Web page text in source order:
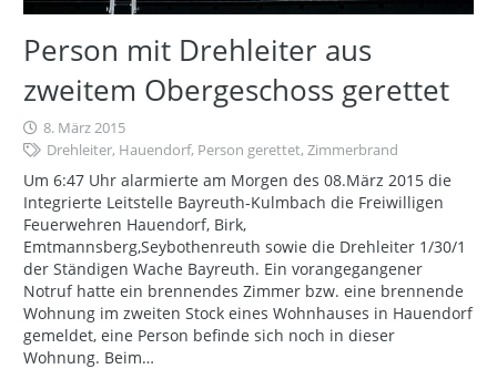
Person mit Drehleiter aus
zweitem Obergeschoss gerettet
8. März 2015
Drehleiter, Hauendorf, Person gerettet,Zimmerbrand
Um 6:47 Uhr alarmierte am Morgen des 08.März 2015 die
Integrierte Leitstelle Bayreuth-Kulmbach die Freiwilligen
Feuerwehren Hauendorf, Birk,
Emtmannsberg,Seybothenreuth sowie die Drehleiter 1/30/1
der Ständigen Wache Bayreuth. Ein vorangegangener
Notruf hatte ein brennendes Zimmer bzw. eine brennende
Wohnung im zweiten Stock eines Wohnhauses in Hauendorf
gemeldet, eine Person befinde sich noch in dieser
Wohnung. Beim…